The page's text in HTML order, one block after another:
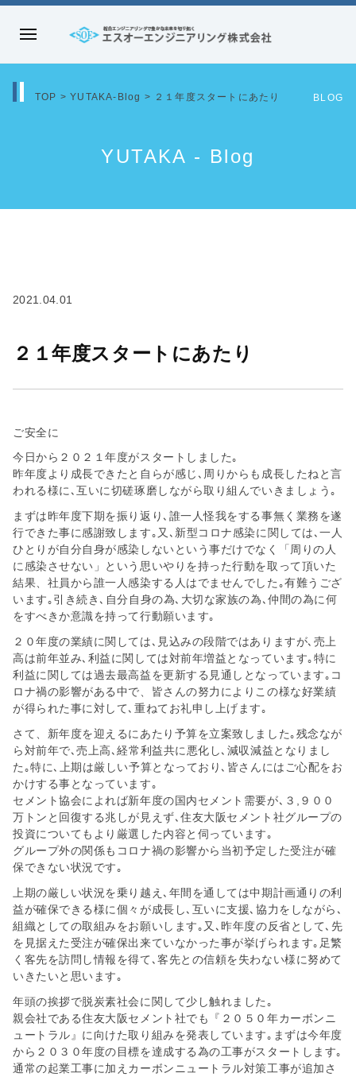
コ
オ
ニ
グ
式
会
社
メ
ニ
ュ
TOP >YUTAKA-Blog > ２１年度スタートにあたり BLOG
YUTAKA - Blog
2021.04.01
２１年度スタートにあたり
ご安全に
今日から２０２１年度がスタートしました｡
昨年度より成長できたと自らが感じ､周りからも成長したねと言
われる様に､互いに切磋琢磨しながら取り組んでいきましょう｡
まずは昨年度下期を振り返り､誰一人怪我をする事無く業務を遂
行できた事に感謝致します｡又､新型コロナ感染に関しては､一人
ひとりが自分自身が感染しないという事だけでなく「周りの人
に感染させない」という思いやりを持った行動を取って頂いた
結果、社員から誰一人感染する人はでませんでした｡有難うござ
います｡引き続き､自分自身の為､大切な家族の為､仲間の為に何
をすべきか意識を持って行動願います｡
２０年度の業績に関しては､見込みの段階ではありますが､売上
高は前年並み､利益に関しては対前年増益となっています｡特に
利益に関しては過去最高益を更新する見通しとなっています｡コ
ロナ禍の影響がある中で、皆さんの努力によりこの様な好業績
が得られた事に対して､重ねてお礼申し上げます｡
さて、新年度を迎えるにあたり予算を立案致しました｡残念なが
ら対前年で､売上高､経常利益共に悪化し､減収減益となりまし
た｡特に､上期は厳しい予算となっており､皆さんにはご心配をお
かけする事となっています｡
セメント協会によれば新年度の国内セメント需要が､３,９００
万トンと回復する兆しが見えず､住友大阪セメント社グループの
投資についてもより厳選した内容と伺っています｡
グループ外の関係もコロナ禍の影響から当初予定した受注が確
保できない状況です｡
上期の厳しい状況を乗り越え､年間を通しては中期計画通りの利
益が確保できる様に個々が成長し､互いに支援､協力をしながら､
組織としての取組みをお願いします｡又､昨年度の反省として､先
を見据えた受注が確保出来ていなかった事が挙げられます｡足繁
く客先を訪問し情報を得て､客先との信頼を失わない様に努めて
いきたいと思います｡
年頭の挨拶で脱炭素社会に関して少し触れました｡
親会社である住友大阪セメント社でも『２０５０年カーボンニ
ュートラル』に向けた取り組みを発表しています｡まずは今年度
から２０３０年度の目標を達成する為の工事がスタートします｡
通常の起業工事に加えカーボンニュートラル対策工事が追加さ